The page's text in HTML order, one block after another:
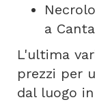
a
L'ultima
prezzi per
dal luogo